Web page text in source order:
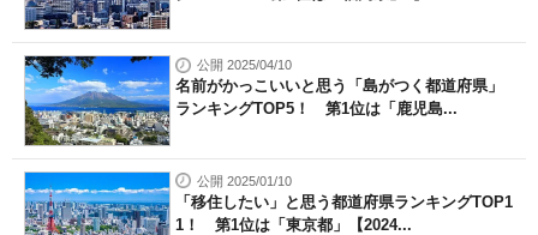
公開 2025/04/10
名前がかっこいいと思う「島がつく都道府県」
ランキングTOP5！ 第1位は「鹿児島...
公開 2025/01/10
「移住したい」と思う都道府県ランキングTOP1
1！ 第1位は「東京都」【2024...